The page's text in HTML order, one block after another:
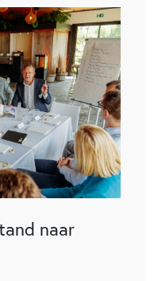
naar